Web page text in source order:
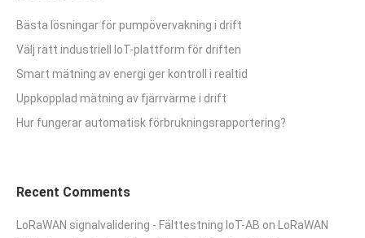
Bästa lösningar för pumpövervakning i drift
Välj rätt industriell IoT-plattform för driften
Smart mätning av energi ger kontroll i realtid
Uppkopplad mätning av fjärrvärme i drift
Hur fungerar automatisk förbrukningsrapportering?
Recent Comments
LoRaWAN signalvalidering - Fälttestning IoT-AB on
LoRaWAN